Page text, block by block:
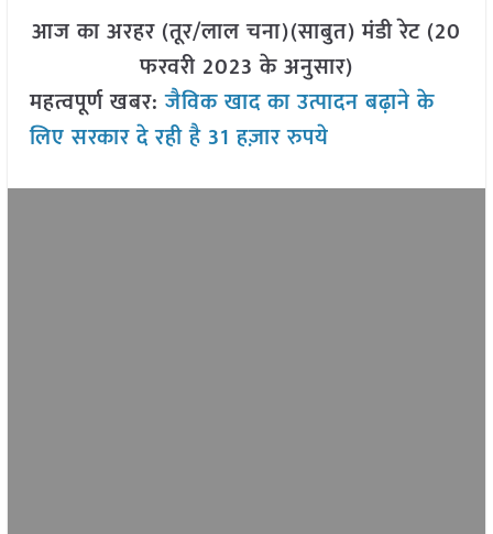
आज का अरहर (तूर/लाल चना)(साबुत) मंडी रेट (20
फरवरी 2023 के अनुसार)
महत्वपूर्ण खबर:जैविक खाद का उत्पादन बढ़ाने के
लिए सरकार दे रही है 31 हज़ार रुपये